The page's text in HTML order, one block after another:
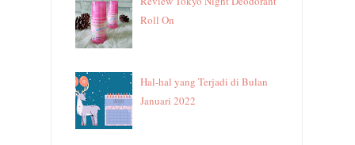
Roll On
Hal-hal yang Terjadi di Bulan
Januari 2022